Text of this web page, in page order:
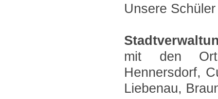
Unsere
mit den
Hennersdorf,
Liebenau,